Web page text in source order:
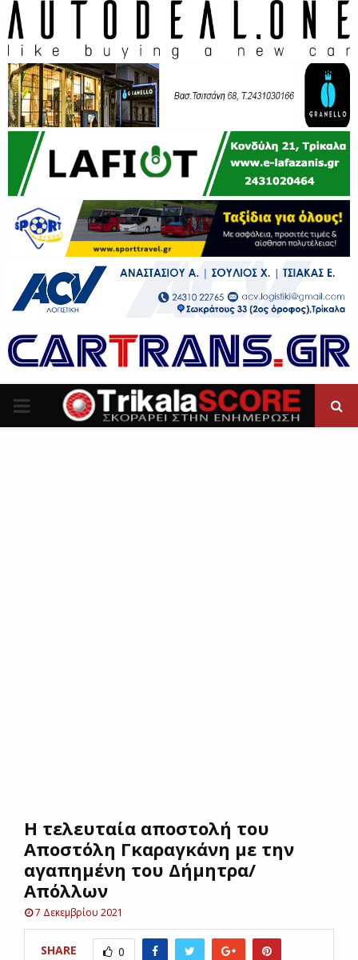
P
UH τελευταία αποστολή του
Αποστόλη Γκαραγκάνη με την
αγαπημένη του Δήμητρα/
Απόλλων
7 Δεκεμβρίου 2021
SHARE 0